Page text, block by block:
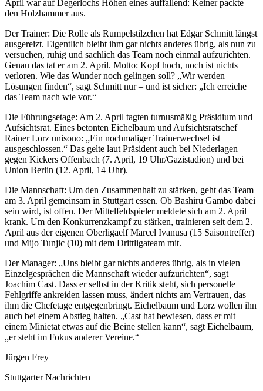
April war auf Degerlochs Höhen eines auffallend: Keiner packte
den Holzhammer aus.
Der Trainer: Die Rolle als Rumpelstilzchen hat Edgar Schmitt längst
ausgereizt. Eigentlich bleibt ihm gar nichts anderes übrig, als nun zu
versuchen, ruhig und sachlich das Team noch einmal aufzurichten.
Genau das tat er am 2. April. Motto: Kopf hoch, noch ist nichts
verloren. Wie das Wunder noch gelingen soll? „Wir werden
Lösungen finden“, sagt Schmitt nur – und ist sicher: „Ich erreiche
das Team nach wie vor.“
Die Führungsetage: Am 2. April tagten turnusmäßig Präsidium und
Aufsichtsrat. Eines betonten Eichelbaum und Aufsichtsratschef
Rainer Lorz unisono: „Ein nochmaliger Trainerwechsel ist
ausgeschlossen.“ Das gelte laut Präsident auch bei Niederlagen
gegen Kickers Offenbach (7. April, 19 Uhr/Gazistadion) und bei
Union Berlin (12. April, 14 Uhr).
Die Mannschaft: Um den Zusammenhalt zu stärken, geht das Team
am 3. April gemeinsam in Stuttgart essen. Ob Bashiru Gambo dabei
sein wird, ist offen. Der Mittelfeldspieler meldete sich am 2. April
krank. Um den Konkurrenzkampf zu stärken, trainieren seit dem 2.
April aus der eigenen Oberligaelf Marcel Ivanusa (15 Saisontreffer)
und Mijo Tunjic (10) mit dem Drittligateam mit.
Der Manager: „Uns bleibt gar nichts anderes übrig, als in vielen
Einzelgesprächen die Mannschaft wieder aufzurichten“, sagt
Joachim Cast. Dass er selbst in der Kritik steht, sich personelle
Fehlgriffe ankreiden lassen muss, ändert nichts am Vertrauen, das
ihm die Chefetage entgegenbringt. Eichelbaum und Lorz wollen ihn
auch bei einem Abstieg halten. „Cast hat bewiesen, dass er mit
einem Minietat etwas auf die Beine stellen kann“, sagt Eichelbaum,
„er steht im Fokus anderer Vereine.“
Jürgen Frey
Stuttgarter Nachrichten